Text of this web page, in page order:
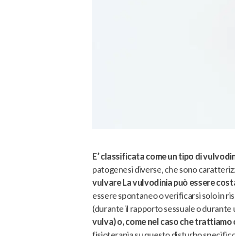
E’ classificata come un tipo di
patogenesi diverse, che sono
vulvare La vulvodinia può essere
essere spontaneo o verificarsi solo in
(durante il rapporto sessuale o durante
vulva) o, come nel caso che